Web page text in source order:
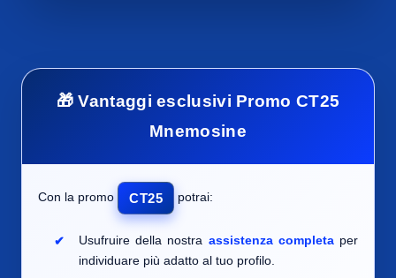
🎁 Vantaggi esclusivi Promo CT25
Mnemosine
Con la promo CT25 potrai:
Usufruire della nostra assistenza completaper
individuare più adatto al tuo profilo.